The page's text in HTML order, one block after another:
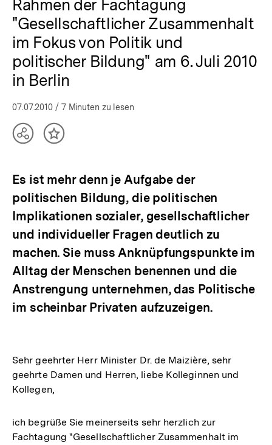
Rahmen der Fachtagung
"Gesellschaftlicher Zusammenhalt
im Fokus von Politik und
politischer Bildung" am 6. Juli 2010
in Berlin
07.07.2010 / 7 Minuten zu lesen
TeilenInhalt
Es ist mehr denn je Aufgabe der
politischen Bildung, die politischen
Implikationen sozialer, gesellschaftlicher
und individueller Fragen deutlich zu
machen. Sie muss Anknüpfungspunkte im
Alltag der Menschen benennen und die
Anstrengung unternehmen, das Politische
im scheinbar Privaten aufzuzeigen.
Sehr geehrter Herr Minister Dr. de Maizière, sehr
geehrte Damen und Herren, liebe Kolleginnen und
Kollegen,
ich begrüße Sie meinerseits sehr herzlich zur
Fachtagung "Gesellschaftlicher Zusammenhalt im